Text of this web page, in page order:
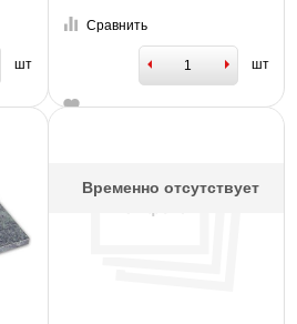
шт
Сравнить
шт
Временно отсутствует